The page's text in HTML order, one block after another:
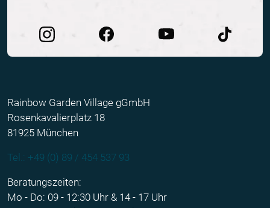
Rainbow Garden Village gGmbH
Rosenkavalierplatz 18
81925 München
Tel.: +49 (0) 89 / 454 537 93
Beratungszeiten:
Mo - Do: 09 - 12:30 Uhr & 14 - 17 Uhr